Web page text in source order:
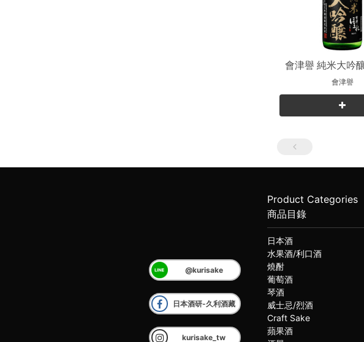
會津譽 純米大吟
會津譽
@kurisake
日本酒研-久利酒藏
kurisake_tw
Product Categories
商品目錄
日本酒
水果酒/利口酒
燒酎
葡萄酒
琴酒
威士忌/烈酒
Craft Sake
蘋果酒